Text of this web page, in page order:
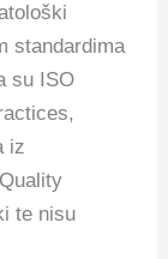
standardima
su ISO
iz
te nisu